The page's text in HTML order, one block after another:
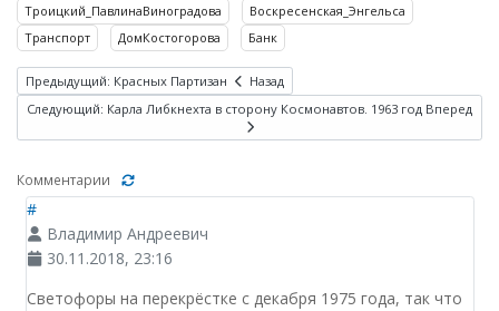
Троицкий_ПавлинаВиноградова
Воскресенская_Энгельса
Транспорт
ДомКостогорова Банк
Предыдущий: Красных Партизан
Назад
Следующий: Карла Либкнехта в сторону Космонавтов. 1963 год Вперед
Комментарии
#
Владимир Андреевич
30.11.2018, 23:16
Светофоры на перекрёстке с декабря 1975 года, так что